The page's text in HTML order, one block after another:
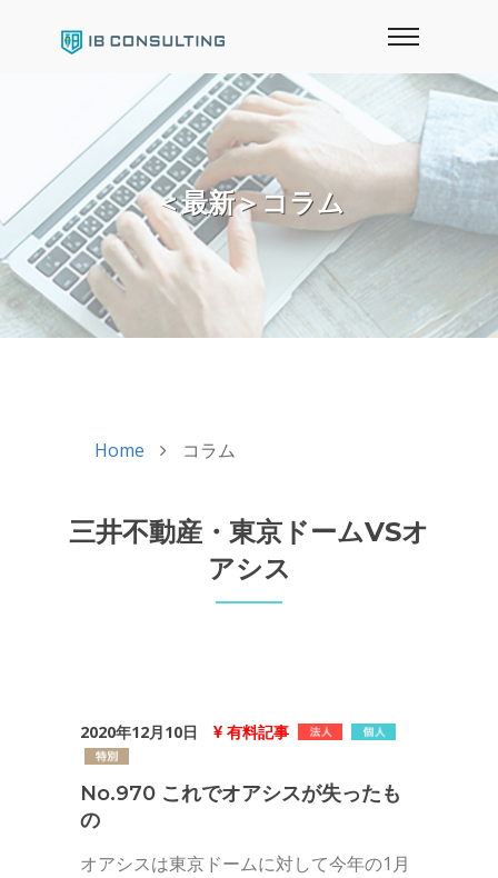
＜最新＞コラム
Home コラム
三井不動産・東京ドームVSオ
アシス
2020年12月10日 有料記事
No.970 これでオアシスが失ったも
の
オアシスは東京ドームに対して今年の1月